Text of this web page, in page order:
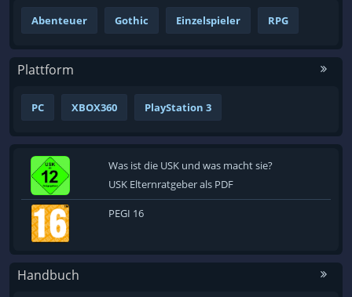
Abenteuer Gothic Einzelspieler RPG
Plattform
PC XBOX360 PlayStation 3
Was ist die USK und was macht sie?
USK Elternratgeber als PDF
PEGI 16
Handbuch